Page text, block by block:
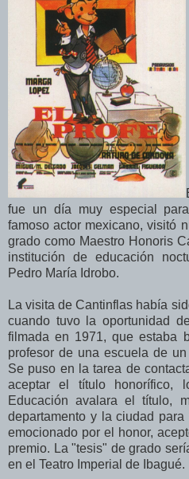
fue un día muy especial
famoso actor mexicano, visitó
grado como Maestro Honoris
institución de educación
Pedro María Idrobo.
La visita de Cantinflas había
cuando tuvo la oportunidad
filmada en 1971, que estaba
profesor de una escuela de
Se puso en la tarea de
aceptar el título honorífico,
Educación avalara el título,
departamento y la ciudad
emocionado por el honor,
premio. La "tesis" de grado
en el Teatro Imperial de Ibagué.